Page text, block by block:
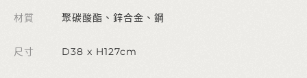
材質 聚碳酸酯、鋅合金、鋼
尺寸 D38 x H127cm